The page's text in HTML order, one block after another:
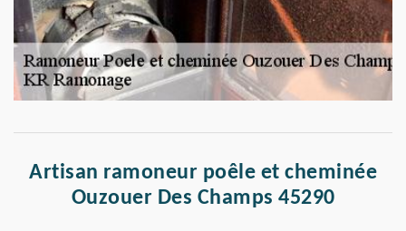
Artisan ramoneur poêle et cheminée
Ouzouer Des Champs 45290